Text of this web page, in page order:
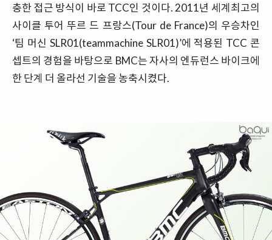
충한 접근 방식이 바로 TCC인 것이다. 2011년 세계최고의
사이클 투어 뚜르 드 프랑스(Tour de France)의 우승차인
‘팀 머신 SLR01(teammachine SLR01)’에 적용된 TCC 콘
셉트의 경험을 바탕으로 BMC는 자사의 엔듀런스 바이크에
한 단계 더 올라선 기술을 농축시켰다.